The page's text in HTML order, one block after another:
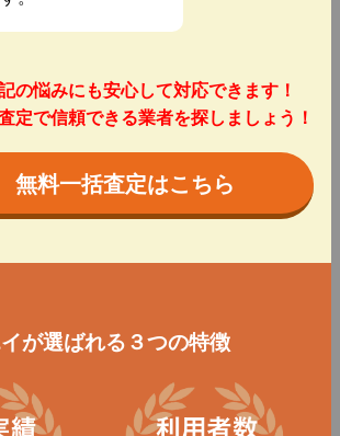
の悩みにも安心して対応できます！
定で信頼できる業者を探しましょう！
無料一括査定はこちら
が選ばれる３つの特徴